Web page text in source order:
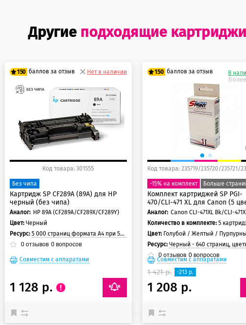
Другие подходящие картриджи
150 баллов за отзыв Нет в наличии
Код товара: 301555
Без чипа
Картридж SP CF289A (89А) для HP
черный (без чипа)
Аналог: HP 89A (CF289A/CF289X/CF289Y)
Цвет: Черный
Ресурс: 5 000 страниц формата А4 при 5% заполнении страницы
0отзывов 0вопросов
Совместим с аппаратами
1 128 р.
150 баллов за отзыв
125 баллов
150 баллов
В
-15% на комплект Больше
Комплект картриджей SP PGI-
470/CLI-471 XL для Canon (5
Аналог:
Количество в комплекте: 5
Цвет: Голубой / Желтый / Пурпурный / Черный / Черный
Ресурс:Черный - 640 страниц, цветные - 640 страниц, черный пигмент -
0 отзывов 0 вопросов
Совместим с аппаратами
1 421 р. -213 р.
1 208 р.